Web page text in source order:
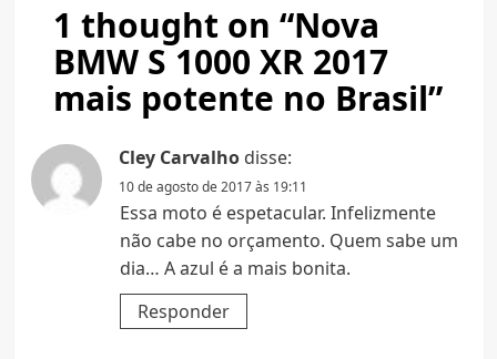
1 thought on “Nova
BMW S 1000 XR 2017
mais potente no Brasil”
Cley Carvalho disse:
10 de agosto de 2017 às 19:11
Essa moto é espetacular. Infelizmente
não cabe no orçamento. Quem sabe um
dia… A azul é a mais bonita.
Responder